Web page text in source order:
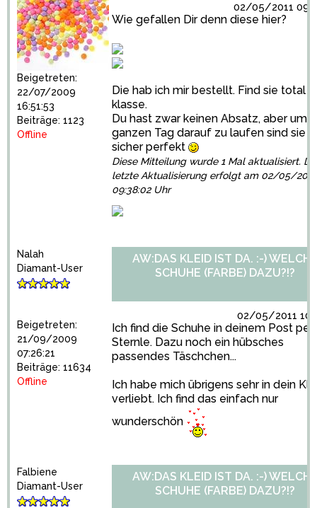
Beigetreten:
22/07/2009
16:51:53
Beiträge: 1123
Offline
02/05/2011
Wie gefallen Dir denn diese hier?
Die hab ich mir bestellt. Find sie total
klasse.
Du hast zwar keinen Absatz, aber um
ganzen Tag darauf zu laufen sind sie
sicher perfekt
Diese Mitteilung wurde 1 Mal aktualisiert.
letzte Aktualisierung erfolgt am 02/05/2011
09:38:02 Uhr
Nalah
Diamant-User
Beigetreten:
21/09/2009
07:26:21
Beiträge: 11634
Offline
AW:DAS KLEID IST DA. :-) WELCHE
SCHUHE (FARBE) DAZU?!?
02/05/2011
Ich find die Schuhe in deinem Post
Sternle. Dazu noch ein hübsches
passendes Täschchen...
Ich habe mich übrigens sehr in dein
verliebt. Ich find das einfach nur
wunderschön
Falbiene
Diamant-User
AW:DAS KLEID IST DA. :-) WELCHE
SCHUHE (FARBE) DAZU?!?